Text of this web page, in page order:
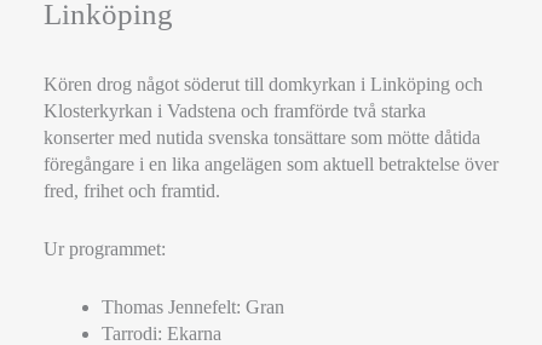
Linköping
Kören drog något söderut till domkyrkan i Linköping och
Klosterkyrkan i Vadstena och framförde två starka
konserter med nutida svenska tonsättare som mötte dåtida
föregångare i en lika angelägen som aktuell betraktelse över
fred, frihet och framtid.
Ur programmet:
Thomas Jennefelt: Gran
Tarrodi: Ekarna